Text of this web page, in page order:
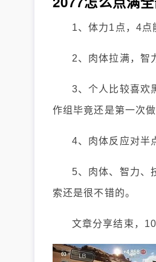
1、体力1点，4点
2、肉体拉满，智
3、个人比较喜欢
作组毕竟还是第一次
4、肉体反应对半
5、肉体、智力、
索还是很不错的。
文章分享结束，